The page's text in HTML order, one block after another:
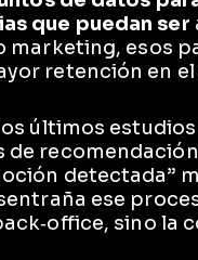
que puedan ser
marketing, esos
retención en
últimos
detectada”
ese
sino la